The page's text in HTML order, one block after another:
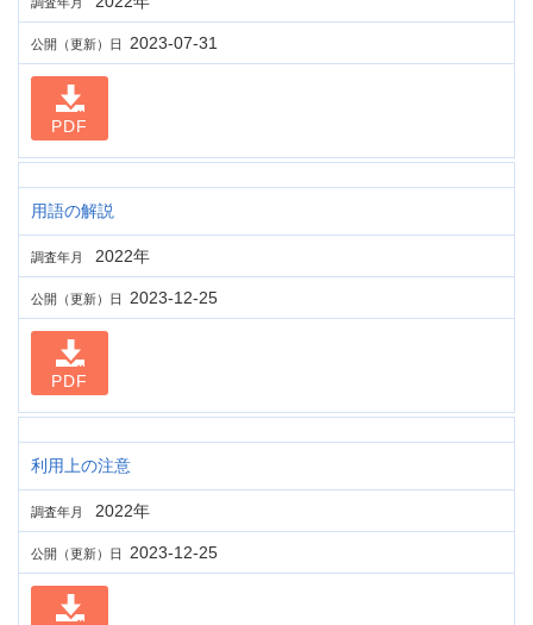
公開（更新）日 2023-07-31
PDF
用語の解説
調査年月 2022年
公開（更新）日 2023-12-25
PDF
利用上の注意
調査年月 2022年
公開（更新）日 2023-12-25